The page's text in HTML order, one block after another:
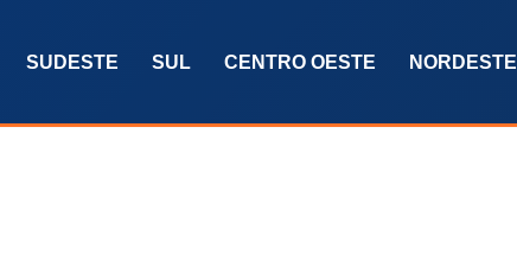
SUDESTE SUL CENTRO OESTE NORDESTE